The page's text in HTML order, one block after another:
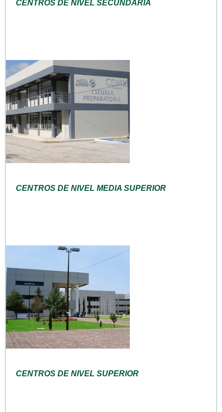
CENTROS DE NIVEL SECUNDARIA
CENTROS DE NIVEL MEDIA SUPERIOR
CENTROS DE NIVEL SUPERIOR